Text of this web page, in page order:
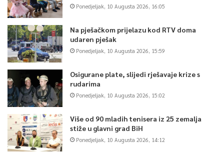
Ponedjeljak, 10 Augusta 2026, 16:05
Na pješačkom prijelazu kod RTV doma
udaren pješak
Ponedjeljak, 10 Augusta 2026, 15:59
Osigurane plate, slijedi rješavaje krize s
rudarima
Ponedjeljak, 10 Augusta 2026, 15:02
Više od 90 mladih tenisera iz 25 zemalja
stiže u glavni grad BiH
Ponedjeljak, 10 Augusta 2026, 14:12